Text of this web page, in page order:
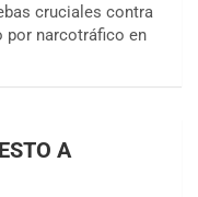
cruciales contra
por narcotráfico en
A